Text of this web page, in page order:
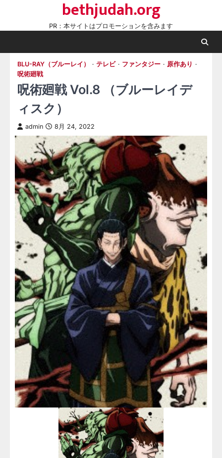
content
bethjudah.org
PR：本サイトはプロモーションを含みます
BLU-RAY（ブルーレイ） テレビ ファンタジー
原作あり
呪術廻戦
呪術廻戦 Vol.8 （ブルーレイデ
ィスク）
admin 8月 24, 2022